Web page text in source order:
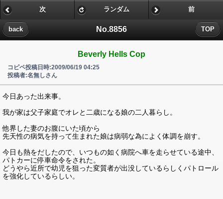
No.8856
back TOP
次 ランダム 前
Beverly Hells Cop
コピペ投稿日時:2009/06/19 04:25
投稿者:名無しさん
今日あった出来事。
我が家は父子家庭でオレと二歳になる娘の二人暮らし。
他界した妻のお腹にいた頃から
先天性の病気を持って生まれた娘は病弱な為によく体調を崩す。
今日も熱をだしたので、いつもの如く病院へ車を走らせている途中、
パトカーに停車命令をされた。
どうやら近所で幼児を狙った変質者が出没しているらしくパトロール
を強化しているらしい。